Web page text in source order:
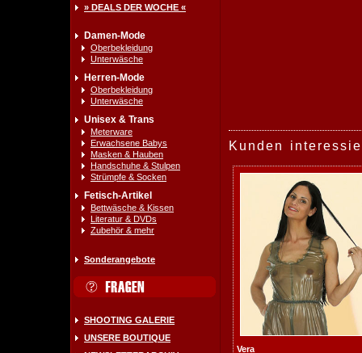
» DEALS DER WOCHE «
Damen-Mode
Oberbekleidung
Unterwäsche
Herren-Mode
Oberbekleidung
Unterwäsche
Unisex & Trans
Meterware
Erwachsene Babys
Masken & Hauben
Handschuhe & Stulpen
Strümpfe & Socken
Fetisch-Artikel
Bettwäsche & Kissen
Literatur & DVDs
Zubehör & mehr
Sonderangebote
SHOOTING GALERIE
UNSERE BOUTIQUE
Kunden
Vera